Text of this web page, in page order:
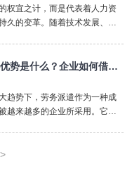
权宜之计，而是代表着人力资
久的变革。随着技术发展、政
未来，灵活用工将更加依赖于
配
势是什么？企业如何借此
趋势下，劳务派遣作为一种成
越来越多的企业所采用。它并
的优势在于降低企业管理成本